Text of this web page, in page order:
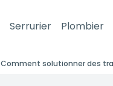
Serrurier Plombier
Comment solutionner des